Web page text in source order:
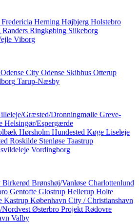
Fredericia Herning Højbjerg Holstebro
Randers Ringkøbing Silkeborg
Viborg
Odense City Odense Skibhus Otterup
Tarup-Næsby
Græsted/Dronningmølle Greve-
Helsingør/Espergærde
Hørsholm Hundested Køge Liseleje
Roskilde Stenløse Taastrup
Vordingborg
Birkerød Brønshøj/Vanløse Charlottenlund
Gentofte Glostrup Hellerup Holte
Kastrup København City / Christianshavn
Østerbro Projekt Rødovre
Valby